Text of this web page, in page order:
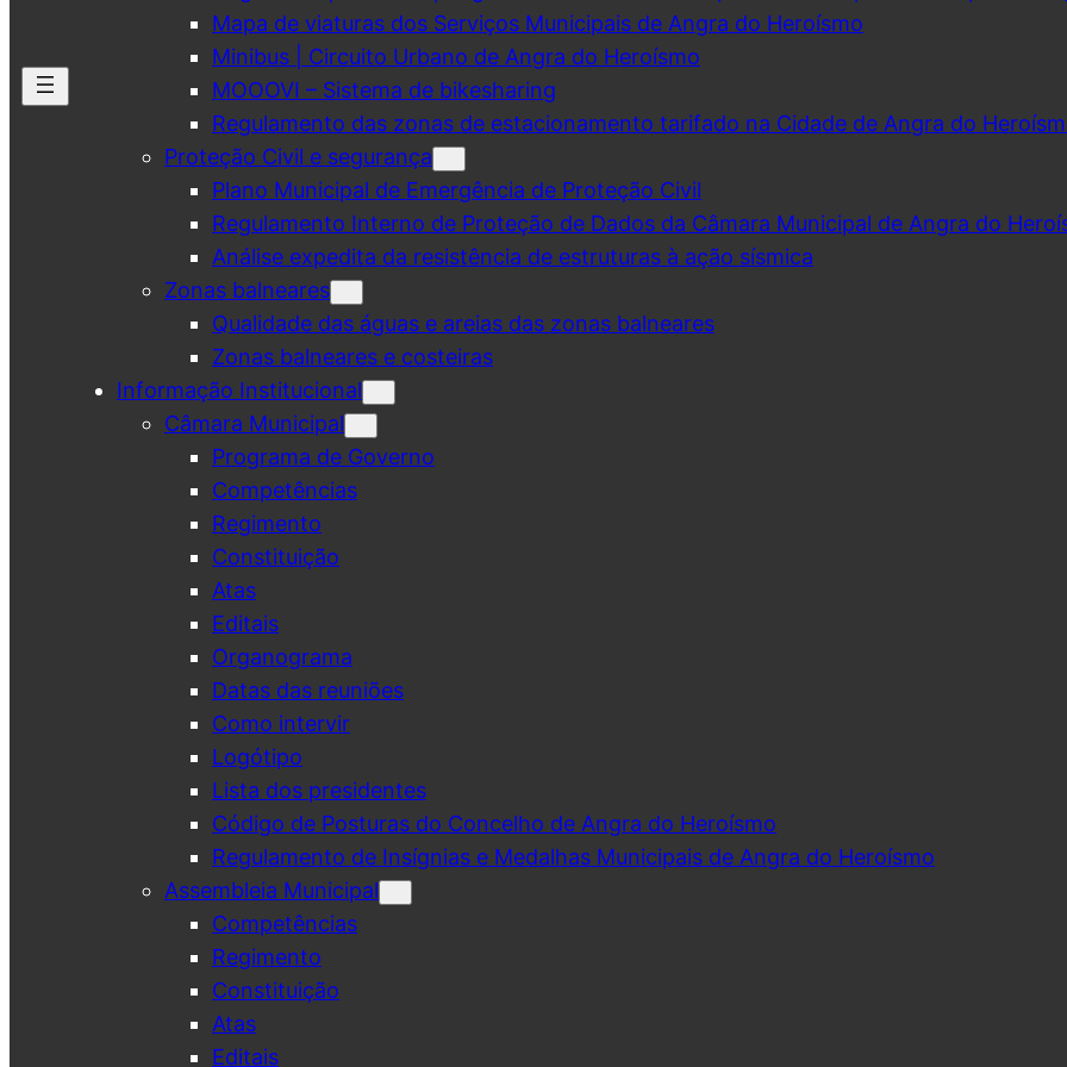
Mapa de viaturas dos Serviços Municipais de Angra do Heroísmo
Minibus | Circuito Urbano de Angra do Heroísmo
MOOOVI – Sistema de bikesharing
Regulamento das zonas de estacionamento tarifado na Cidade de Angra do
Proteção Civil e segurança
Plano Municipal de Emergência de Proteção Civil
Regulamento Interno de Proteção de Dados da Câmara Municipal de Angra do
Análise expedita da resistência de estruturas à ação sísmica
Zonas balneares
Qualidade das águas e areias das zonas balneares
Zonas balneares e costeiras
Informação Institucional
Câmara Municipal
Programa de Governo
Competências
Regimento
Constituição
Atas
Editais
Organograma
Datas das reuniões
Como intervir
Logótipo
Lista dos presidentes
Código de Posturas do Concelho de Angra do Heroísmo
Regulamento de Insígnias e Medalhas Municipais de Angra do Heroísmo
Assembleia Municipal
Competências
Regimento
Constituição
Atas
Editais